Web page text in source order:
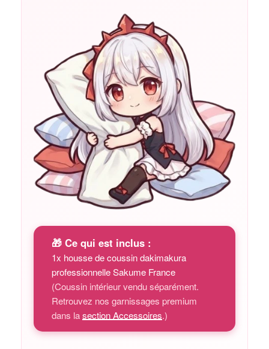
🎁 Ce qui est inclus :
1x housse de coussin dakimakura
professionnelle Sakume France
(Coussin intérieur vendu séparément.
Retrouvez nos garnissages premium
dans lasection Accessoires.)